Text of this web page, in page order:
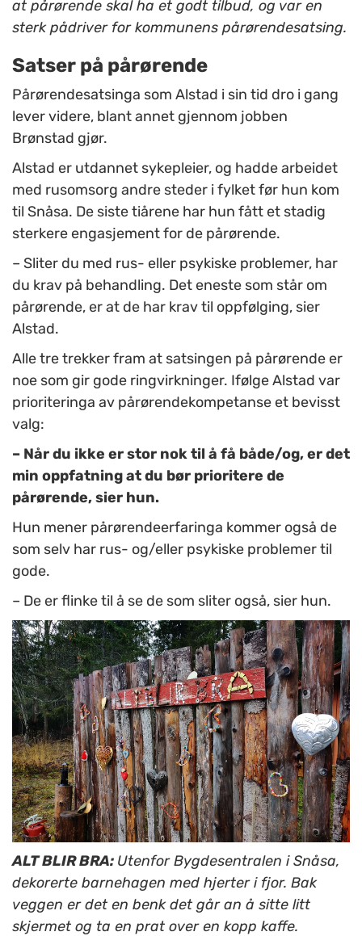
at pårørende skal ha et godt tilbud, og var en
sterk pådriver for kommunens pårørendesatsing.
Satser på pårørende
Pårørendesatsinga som Alstad i sin tid dro i gang
lever videre, blant annet gjennom jobben
Brønstad gjør.
Alstad er utdannet sykepleier, og hadde arbeidet
med rusomsorg andre steder i fylket før hun kom
til Snåsa. De siste tiårene har hun fått et stadig
sterkere engasjement for de pårørende.
– Sliter du med rus- eller psykiske problemer, har
du krav på behandling. Det eneste som står om
pårørende, er at de har krav til oppfølging, sier
Alstad.
Alle tre trekker fram at satsingen på pårørende er
noe som gir gode ringvirkninger. Ifølge Alstad var
prioriteringa av pårørendekompetanse et bevisst
valg:
– Når du ikke er stor nok til å få både/og, er det
min oppfatning at du bør prioritere de
pårørende, sier hun.
Hun mener pårørendeerfaringa kommer også de
som selv har rus- og/eller psykiske problemer til
gode.
– De er flinke til å se de som sliter også, sier hun.
ALT BLIR BRA: Utenfor Bygdesentralen i Snåsa,
dekorerte barnehagen med hjerter i fjor. Bak
veggen er det en benk det går an å sitte litt
skjermet og ta en prat over en kopp kaffe.